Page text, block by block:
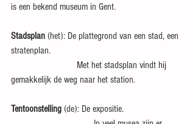
is een bekend museum in Gent.
Stadsplan (het): De plattegrond van een stad, een
stratenplan.
gemakkelijk de weg naar het station.
Tentoonstelling (de): De expositie.